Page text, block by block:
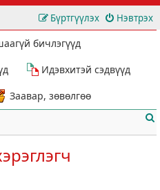
Нэвтрэх
Бүртгүүлэх
бичлэгүүд
Идэвхитэй сэдвүүд
Заавар, зөвөлгөө